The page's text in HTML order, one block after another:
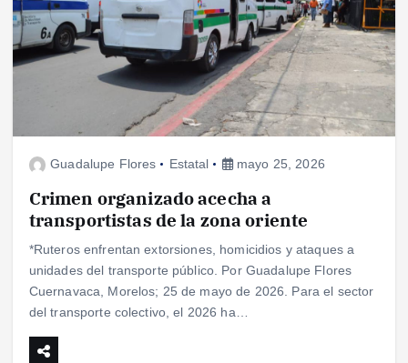
Guadalupe Flores Estatal mayo 25, 2026
Crimen organizado acecha a
transportistas de la zona oriente
*Ruteros enfrentan extorsiones, homicidios y ataques a
unidades del transporte público. Por Guadalupe Flores
Cuernavaca, Morelos; 25 de mayo de 2026. Para el sector
del transporte colectivo, el 2026 ha…